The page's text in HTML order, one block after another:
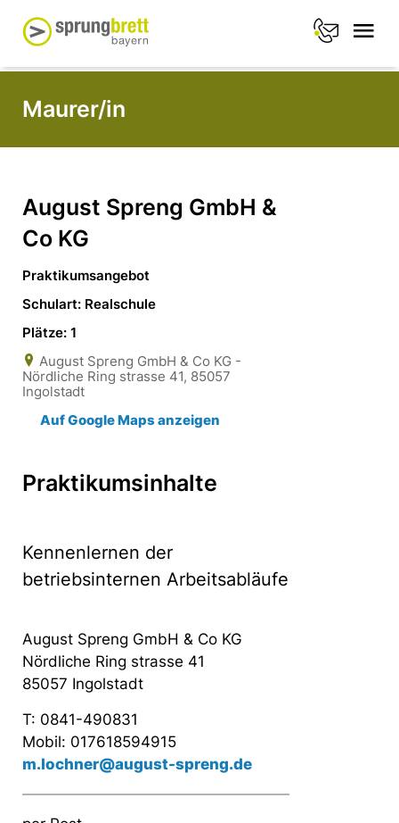
Maurer/in
August Spreng GmbH &
Co KG
Praktikumsangebot
Schulart: Realschule
Plätze: 1
August Spreng GmbH & Co KG -
Nördliche Ring strasse 41, 85057
Ingolstadt
Auf Google Maps anzeigen
Praktikumsinhalte
Kennenlernen der
betriebsinternen Arbeitsabläufe
August Spreng GmbH & Co KG
Nördliche Ring strasse 41
85057 Ingolstadt
T: 0841-490831
Mobil: 017618594915
m.lochner@august-spreng.de